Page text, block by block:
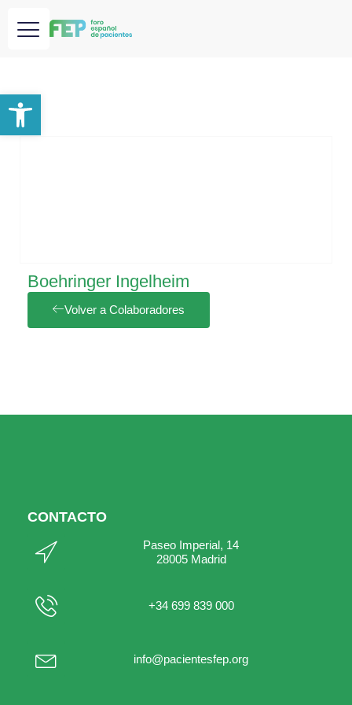
Boehringer Ingelheim
Volver a Colaboradores
CONTACTO
Paseo Imperial, 14
28005 Madrid
+34 699 839 000
info@pacientesfep.org
Abrir barra de herramientas